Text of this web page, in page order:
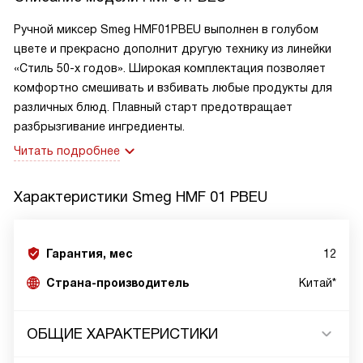
Ручной миксер Smeg HMF01PBEU выполнен в голубом
цвете и прекрасно дополнит другую технику из линейки
«Стиль 50-х годов». Широкая комплектация позволяет
комфортно смешивать и взбивать любые продукты для
различных блюд. Плавный старт предотвращает
разбрызгивание ингредиенты.
Читать подробнее
Характеристики Smeg HMF 01 PBEU
Гарантия, мес 12
Страна-производитель Китай*
ОБЩИЕ ХАРАКТЕРИСТИКИ